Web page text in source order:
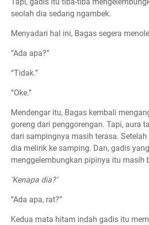
seolah dia sedang ngambek.
Menyadari hal ini, Bagas segera
“Ada apa?”
“Tidak.”
“Oke.”
Mendengar itu, Bagas kembali
goreng dari penggorengan. Tapi, aura
dari sampingnya masih terasa. Setelah
dia melirik ke samping. Dan, gadis yang
menggelembungkan pipinya itu masih
‘Kenapa dia?’
“Ada apa, rat?”
Kedua mata hitam indah gadis itu